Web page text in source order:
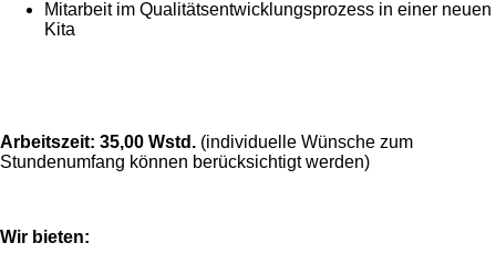
Mitarbeit im Qualitätsentwicklungsprozess in einer neuen
Kita
Arbeitszeit: 35,00 Wstd. (individuelle Wünsche zum
Stundenumfang können berücksichtigt werden)
Wir bieten: